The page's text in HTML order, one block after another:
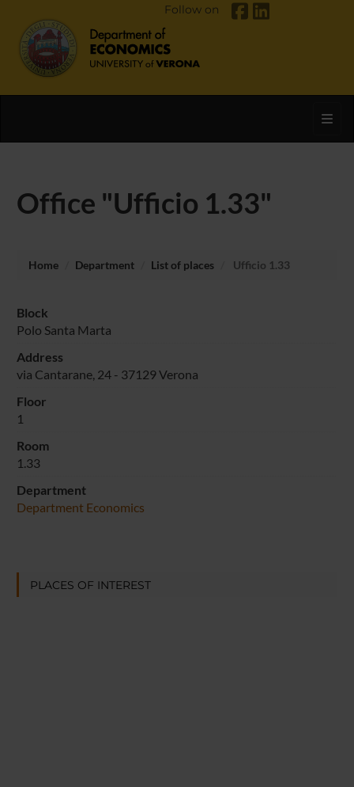
Follow on
Office "Ufficio 1.33"
Home Department List of places Ufficio 1.33
Block
Polo Santa Marta
Address
via Cantarane, 24 - 37129 Verona
Floor
1
Room
1.33
Department
Department Economics
PLACES OF INTEREST